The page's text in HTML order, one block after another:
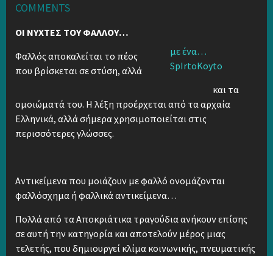
COMMENTS
με ένα…
SpIrtoKoyto
ΟΙ ΝΥΧΤΕΣ ΤΟΥ ΦΑΛΛΟΥ…
Φαλλός αποκαλείται το πέος
που βρίσκεται σε στύση, αλλά
και τα
ομοιώματά του. Η λέξη προέρχεται από τα αρχαία
Ελληνικά, αλλά σήμερα χρησιμοποιείται στις
περισσότερες γλώσσες.
Αντικείμενα που μοιάζουν με φαλλό ονομάζονται
φαλλόσχημα ή φαλλικά αντικείμενα…
Πολλά από τα Αποκριάτικα τραγούδια ανήκουν επίσης
σε αυτή την κατηγορία και αποτελούν μέρος μιας
τελετής, που δημιουργεί κλίμα κοινωνικής, πνευματικής